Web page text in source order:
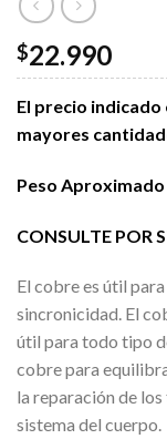
$22.990
El precio indicado
mayores
Peso Aproximado
CONSULTE POR
El cobre es útil
sincronicidad. El
útil para todo tipo
cobre para
la reparación de
sistema del cuerpo.